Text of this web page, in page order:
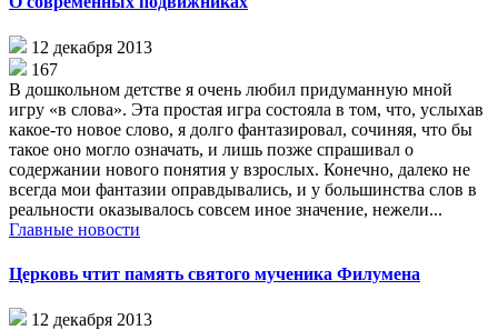
12 декабря 2013
167
В дошкольном детстве я очень любил придуманную мной
игру «в слова». Эта простая игра состояла в том, что, услыхав
какое-то новое слово, я долго фантазировал, сочиняя, что бы
такое оно могло означать, и лишь позже спрашивал о
содержании нового понятия у взрослых. Конечно, далеко не
всегда мои фантазии оправдывались, и у большинства слов в
реальности оказывалось совсем иное значение, нежели...
Главные новости
Церковь чтит память святого мученика Филумена
12 декабря 2013